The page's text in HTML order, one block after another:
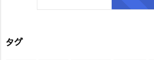
タグ